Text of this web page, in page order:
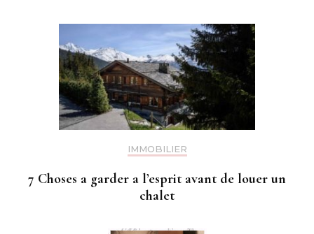
IMMOBILIER
7 Choses a garder a l’esprit avant de louer un
chalet